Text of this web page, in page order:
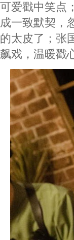
可爱戳中笑点
成一致默契，
的太皮了；张
飙戏，温暖戳